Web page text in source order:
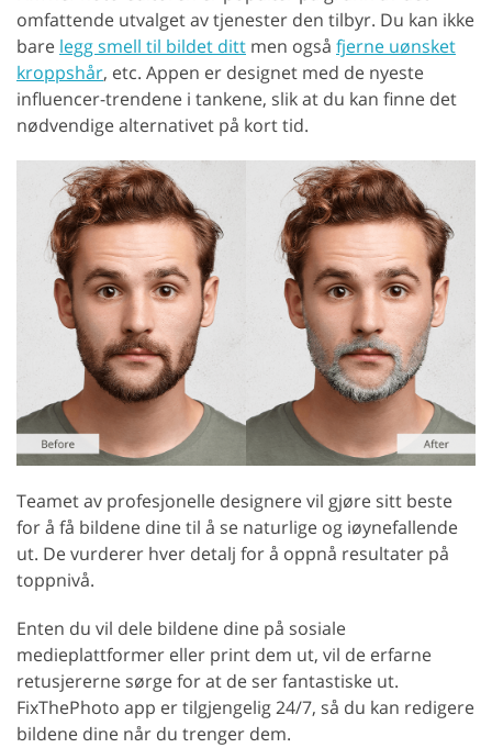
omfattende utvalget av tjenester den tilbyr. Du kan ikke
bare legg smell til bildet ditt men også fjerne uønsket
kroppshår, etc. Appen er designet med de nyeste
influencer-trendene i tankene, slik at du kan finne det
nødvendige alternativet på kort tid.
Teamet av profesjonelle designere vil gjøre sitt beste
for å få bildene dine til å se naturlige og iøynefallende
ut. De vurderer hver detalj for å oppnå resultater på
toppnivå.
Enten du vil dele bildene dine på sosiale
medieplattformer eller print dem ut, vil de erfarne
retusjererne sørge for at de ser fantastiske ut.
FixThePhoto app er tilgjengelig 24/7, så du kan redigere
bildene dine når du trenger dem.